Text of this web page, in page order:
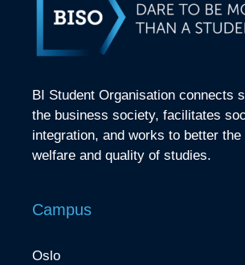
BI Student Organisation connects
the business society, facilitates
integration, and works to better the
welfare and quality of studies.
Campus
Oslo